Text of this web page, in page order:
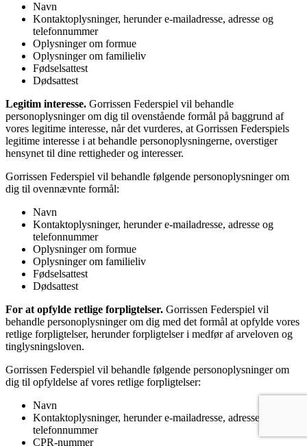
Navn
Kontaktoplysninger, herunder e-mailadresse, adresse og
telefonnummer
Oplysninger om formue
Oplysninger om familieliv
Fødselsattest
Dødsattest
Legitim interesse. Gorrissen Federspiel vil behandle
personoplysninger om dig til ovenstående formål på baggrund af
vores legitime interesse, når det vurderes, at Gorrissen Federspiels
legitime interesse i at behandle personoplysningerne, overstiger
hensynet til dine rettigheder og interesser.
Gorrissen Federspiel vil behandle følgende personoplysninger om
dig til ovennævnte formål:
Navn
Kontaktoplysninger, herunder e-mailadresse, adresse og
telefonnummer
Oplysninger om formue
Oplysninger om familieliv
Fødselsattest
Dødsattest
For at opfylde retlige forpligtelser. Gorrissen Federspiel vil
behandle personoplysninger om dig med det formål at opfylde vores
retlige forpligtelser, herunder forpligtelser i medfør af arveloven og
tinglysningsloven.
Gorrissen Federspiel vil behandle følgende personoplysninger om
dig til opfyldelse af vores retlige forpligtelser:
Navn
Kontaktoplysninger, herunder e-mailadresse, adresse og
telefonnummer
CPR-nummer